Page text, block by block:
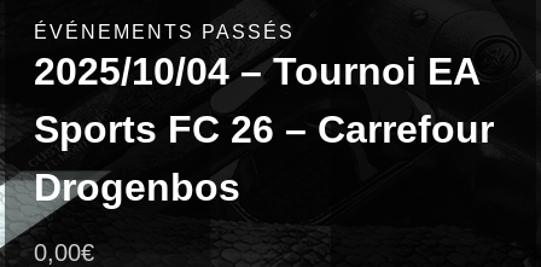
ÉVÉNEMENTS PASSÉS
2025/10/04 – Tournoi EA
Sports FC 26 – Carrefour
Drogenbos
0,00€